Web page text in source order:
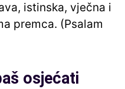
istinska, vječna i
premca. (Psalam
osjećati